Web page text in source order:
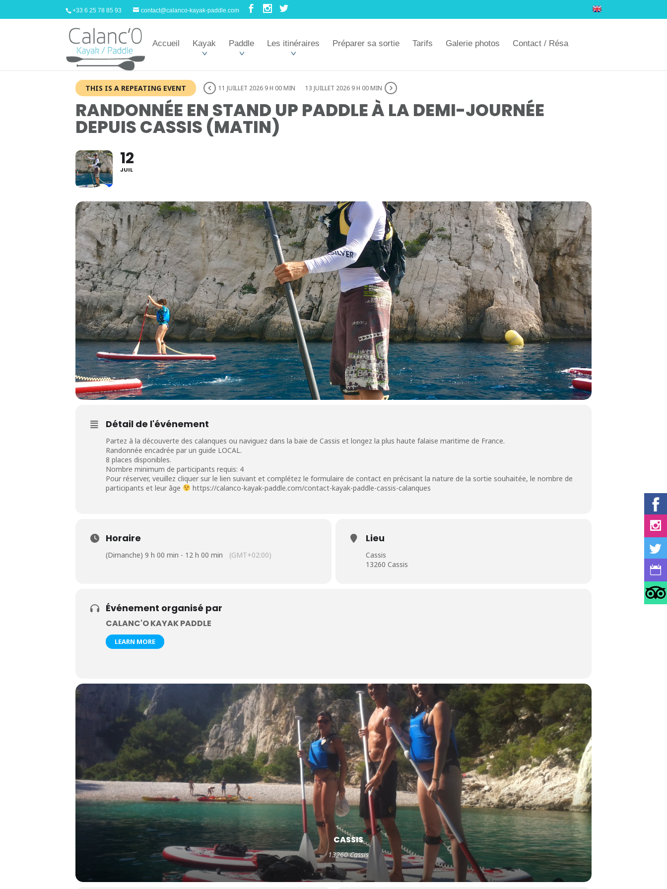
+33 6 25 78 85 93 contact@calanco-kayak-paddle.com
Accueil Kayak Paddle Les itinéraires Préparer sa sortie Tarifs Galerie photos Contact / Résa
THIS IS A REPEATING EVENT 11 JUILLET 2026 9 H 00 MIN 13 JUILLET 2026 9 H 00 MIN
RANDONNÉE EN STAND UP PADDLE À LA DEMI-JOURNÉE
DEPUIS CASSIS (MATIN)
12
JUIL
Détail de l'événement
Partez à la découverte des calanques ou naviguez dans la baie de Cassis et longez la plus haute falaise maritime de France.
Randonnée encadrée par un guide LOCAL.
8 places disponibles.
Nombre minimum de participants requis: 4
Pour réserver, veuillez cliquer sur le lien suivant et complétez le formulaire de contact en précisant la nature de la sortie souhaitée, le nombre de
participants et leur âge
https://calanco-kayak-paddle.com/contact-kayak-paddle-cassis-calanques
Horaire
(Dimanche) 9 h 00 min - 12 h 00 min (GMT+02:00)
Lieu
Cassis
13260 Cassis
Événement organisé par
CALANC'O KAYAK PADDLE
LEARN MORE
CASSIS
13260 Cassis